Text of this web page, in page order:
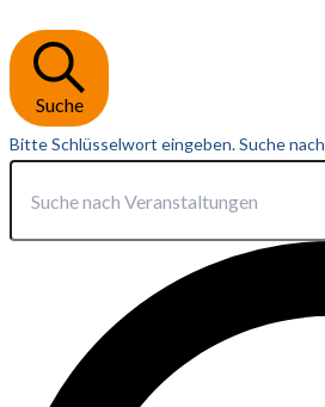
Suche
Bitte Schlüsselwort eingeben. Suche